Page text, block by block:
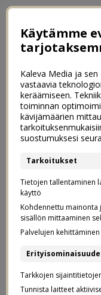
Luukku 2:
Meillä on
lelukuvastot
muita asioita. Itse
Bratz-nukkeja
välisenä kesänä
muut lelut
kolme vuotta
nukeilla monta
Käytämme
Kaleva Media ja sen
vastaavia
keräämiseen.
toiminnan
kävijämäärien
suostumuksesi
Tarkoitukset
Tietojen tallentaminen
käyttö
Kohdennettu
sisällön mittaaminen
Palvelujen
Tarkkojen
Tunnista laitteet